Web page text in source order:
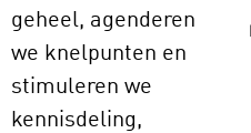
geheel, agenderen
we knelpunten en
stimuleren we
kennisdeling,